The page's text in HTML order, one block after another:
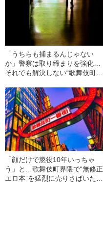
「うちらも捕まるんじゃない
か」警察は取り締まりを強化…
それでも解決しない“歌舞伎町の
「顔だけで懲役10年いっちゃ
う」と…歌舞伎町界隈で“無修正
エロ本”を猛烈に売りさばいた